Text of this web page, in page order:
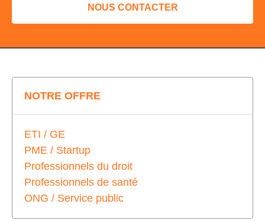
NOUS CONTACTER
NOTRE OFFRE
ETI / GE
PME / Startup
Professionnels du droit
Professionnels de santé
ONG / Service public